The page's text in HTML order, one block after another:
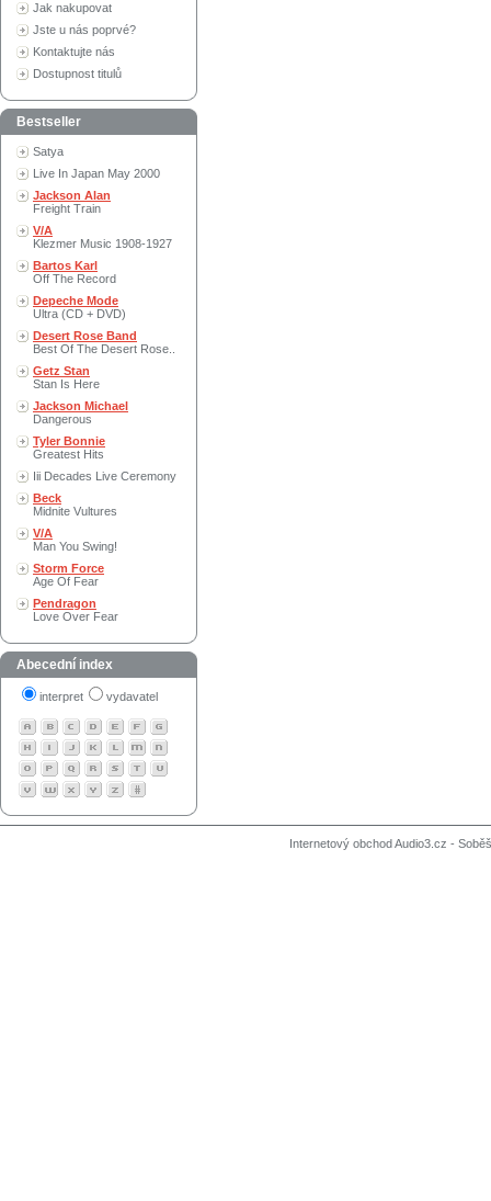
Jak nakupovat
Jste u nás poprvé?
Kontaktujte nás
Dostupnost titulů
Bestseller
Satya
Live In Japan May 2000
Jackson Alan
Freight Train
V/A
Klezmer Music 1908-1927
Bartos Karl
Off The Record
Depeche Mode
Ultra (CD + DVD)
Desert Rose Band
Best Of The Desert Rose..
Getz Stan
Stan Is Here
Jackson Michael
Dangerous
Tyler Bonnie
Greatest Hits
Iii Decades Live Ceremony
Beck
Midnite Vultures
V/A
Man You Swing!
Storm Force
Age Of Fear
Pendragon
Love Over Fear
Abecední index
interpret vydavatel
Internetový obchod Audio3.cz -